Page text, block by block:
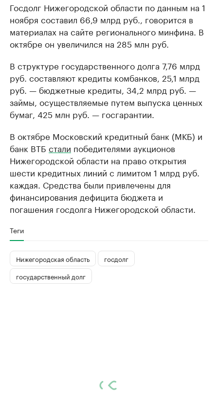
Госдолг Нижегородской области по данным на 1
ноября составил ​66,9 млрд руб., говорится в
материалах на сайте регионального минфина. В
октябре он увеличился на 285 млн руб.
В структуре государственного долга 7,76 млрд
руб. составляют кредиты комбанков, 25,1 млрд
руб. — бюджетные кредиты, 34,2 млрд руб. —
займы, осуществляемые путем выпуска ценных
бумаг, 425 млн руб. — госгарантии.
В октябре Московский кредитный банк (МКБ) и
банк ВТБ стали победителями аукционов
Нижегородской области на право открытия
шести кредитных линий с лимитом 1 млрд руб.
каждая. Средства были привлечены для
финансирования дефицита бюджета и
погашения госдолга Нижегородской области.
Теги
Нижегородская область
госдолг
государственный долг